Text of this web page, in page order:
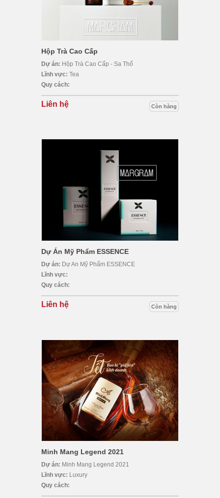
Hộp Trà Cao Cấp
Dự án: Hộp Trà Cao Cấp - Sa Thổ
Lĩnh vực: Tea
Quy cách:
Liên hệ Còn hàng
Dự Án Mỹ Phẩm ESSENCE
Dự án: Dự An Mỹ Phẩm ESSENCE
Lĩnh vực:
Quy cách:
Liên hệ Còn hàng
Minh Mang Legend 2021
Dự án: Minh Mang Legend 2021
Lĩnh vực: Luxury
Quy cách: